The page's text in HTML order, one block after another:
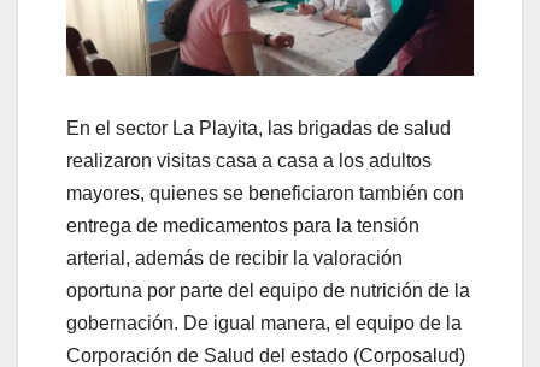
En el sector La Playita, las brigadas de salud
realizaron visitas casa a casa a los adultos
mayores, quienes se beneficiaron también con
entrega de medicamentos para la tensión
arterial, además de recibir la valoración
oportuna por parte del equipo de nutrición de la
gobernación. De igual manera, el equipo de la
Corporación de Salud del estado (Corposalud)